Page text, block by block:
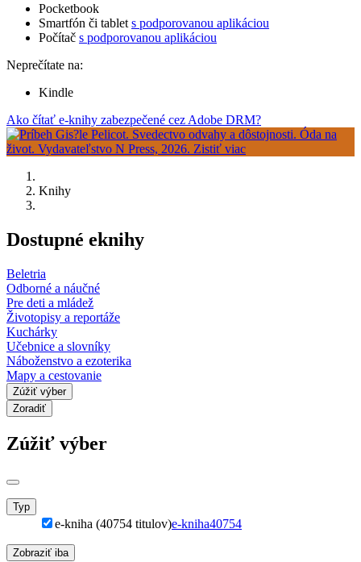
Pocketbook
Smartfón či tablet s podporovanou aplikáciou
Počítač s podporovanou aplikáciou
Neprečítate na:
Kindle
Ako čítať e-knihy zabezpečené cez Adobe DRM?
Knihy
Dostupné eknihy
Beletria
Odborné a náučné
Pre deti a mládež
Životopisy a reportáže
Kuchárky
Učebnice a slovníky
Náboženstvo a ezoterika
Mapy a cestovanie
Zúžiť výber
Zoradiť
Zúžiť výber
Typ
e-kniha (40754 titulov)e-kniha40754
Zobraziť iba